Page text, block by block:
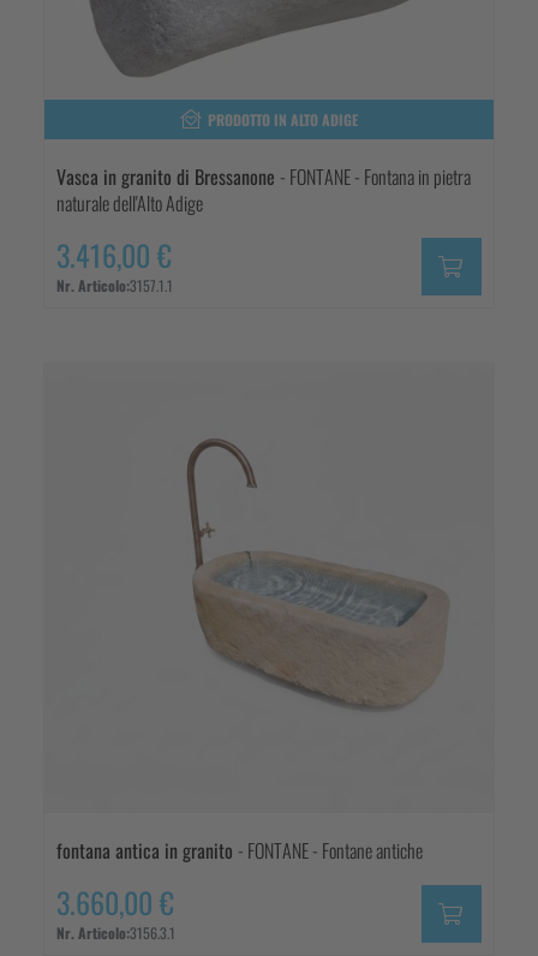
PRODOTTO IN ALTO ADIGE
Vasca in granito di Bressanone - FONTANE - Fontana in pietra
naturale dell'Alto Adige
3.416,00 €
Nr. Articolo:3157.1.1
fontana antica in granito - FONTANE - Fontane antiche
3.660,00 €
Nr. Articolo:3156.3.1